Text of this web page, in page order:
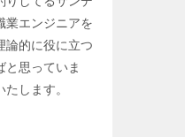
業エンジニアを
論的に役に立つ
と思っていま
します。